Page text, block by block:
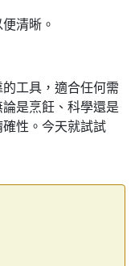
清晰。
工具，適合任何需
是烹飪、科學還是
性。今天就試試